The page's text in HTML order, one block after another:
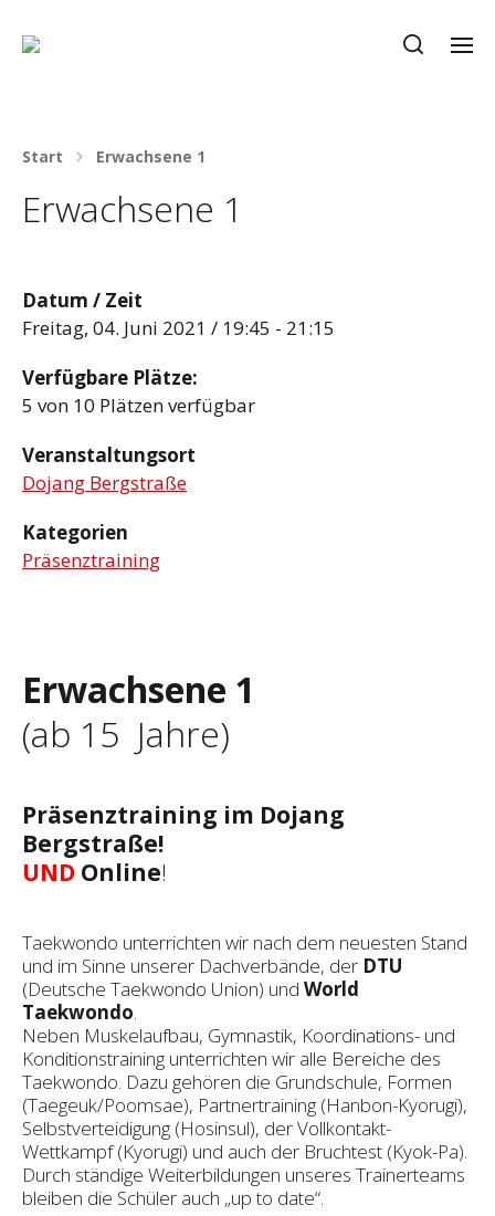
Start Erwachsene 1
Erwachsene 1
Datum / Zeit
Freitag, 04. Juni 2021 / 19:45 - 21:15
Verfügbare Plätze:
5 von 10 Plätzen verfügbar
Veranstaltungsort
Dojang Bergstraße
Kategorien
Präsenztraining
Erwachsene 1
(ab 15 Jahre)
Präsenztraining im Dojang
Bergstraße!
UND Online!
Taekwondo unterrichten wir nach dem neuesten Stand
und im Sinne unserer Dachverbände, der DTU
(Deutsche Taekwondo Union) und World
Taekwondo.
Neben Muskelaufbau, Gymnastik, Koordinations- und
Konditionstraining unterrichten wir alle Bereiche des
Taekwondo. Dazu gehören die Grundschule, Formen
(Taegeuk/Poomsae), Partnertraining (Hanbon-Kyorugi),
Selbstverteidigung (Hosinsul), der Vollkontakt-
Wettkampf (Kyorugi) und auch der Bruchtest (Kyok-Pa).
Durch ständige Weiterbildungen unseres Trainerteams
bleiben die Schüler auch „up to date“.